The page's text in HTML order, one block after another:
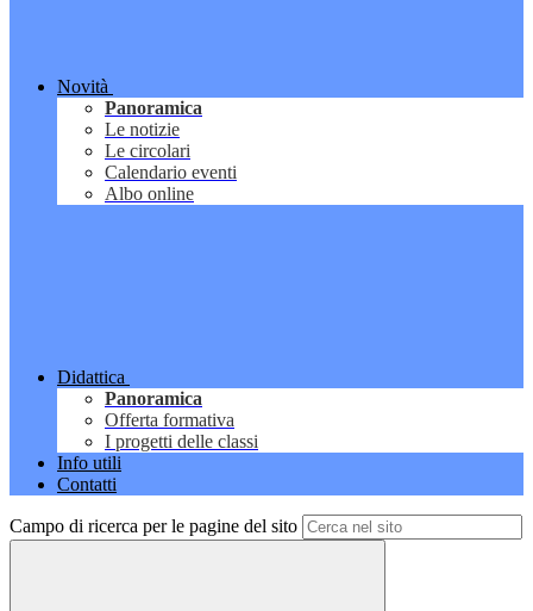
Novità
Panoramica
Le notizie
Le circolari
Calendario eventi
Albo online
Didattica
Panoramica
Offerta formativa
I progetti delle classi
Info utili
Contatti
Campo di ricerca per le pagine del sito